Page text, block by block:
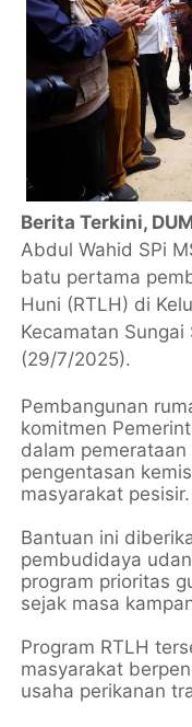
Berita Terkini,
Abdul Wahid SPi
batu pertama
Huni (RTLH) di
Kecamatan
(29/7/2025).
Pembangunan
komitmen
dalam
pengentasan
masyarakat pesisir.
Bantuan ini
pembudidaya
program prioritas
sejak masa
Program RTLH
masyarakat
usaha perikanan